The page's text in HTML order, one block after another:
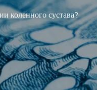
коленного сустава?